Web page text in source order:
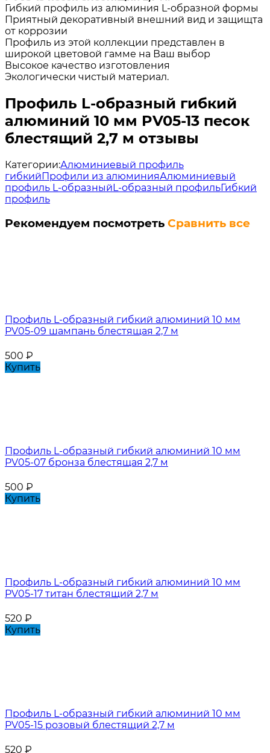
Гибкий профиль из алюминия L-образной формы
Приятный декоративный внешний вид и защищта
от коррозии
Профиль из этой коллекции представлен в
широкой цветовой гамме на Ваш выбор
Высокое качество изготовления
Экологически чистый материал.
Профиль L-образный гибкий
алюминий 10 мм PV05-13 песок
блестящий 2,7 м отзывы
Категории:Алюминиевый профиль
гибкийПрофили из алюминияАлюминиевый
профиль L-образныйL-образный профильГибкий
профиль
Рекомендуем посмотреть Сравнить все
Профиль L-образный гибкий алюминий 10 мм
PV05-09 шампань блестящая 2,7 м
500 ₽
Купить
Профиль L-образный гибкий алюминий 10 мм
PV05-07 бронза блестящая 2,7 м
500 ₽
Купить
Профиль L-образный гибкий алюминий 10 мм
PV05-17 титан блестящий 2,7 м
520 ₽
Купить
Профиль L-образный гибкий алюминий 10 мм
PV05-15 розовый блестящий 2,7 м
520 ₽